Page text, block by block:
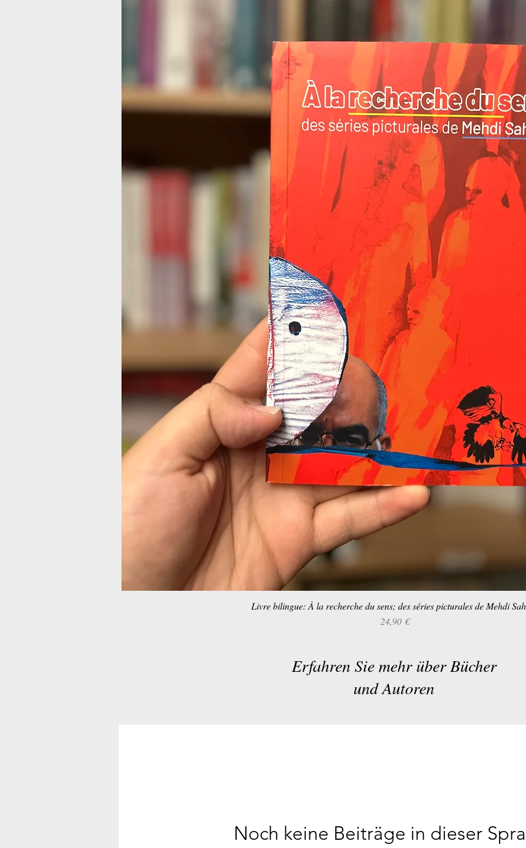
Schnellansicht
Livre bilingue: À la recherche du sens; des séries picturales de Mehdi
Preis
24,90 €
Erfahren Sie mehr über Bücher
und Autoren
Noch keine Beiträge in dieser